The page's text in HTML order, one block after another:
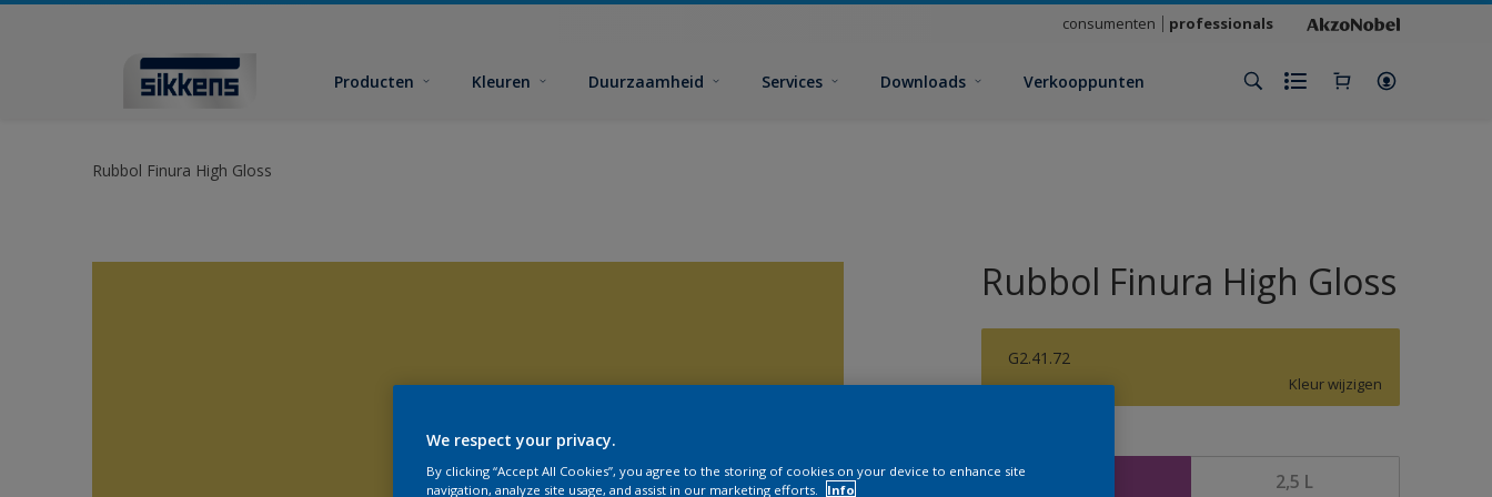
consumenten professionals
Producten Kleuren Duurzaamheid Services Downloads Verkooppunten
Rubbol Finura High Gloss
Rubbol Finura High Gloss
G2.41.72
Kleur wijzigen
2,5 L
We respect your privacy.
By clicking “Accept All Cookies”, you agree to the storing of cookies on your device to enhance site
navigation, analyze site usage, and assist in our marketing efforts.
Info